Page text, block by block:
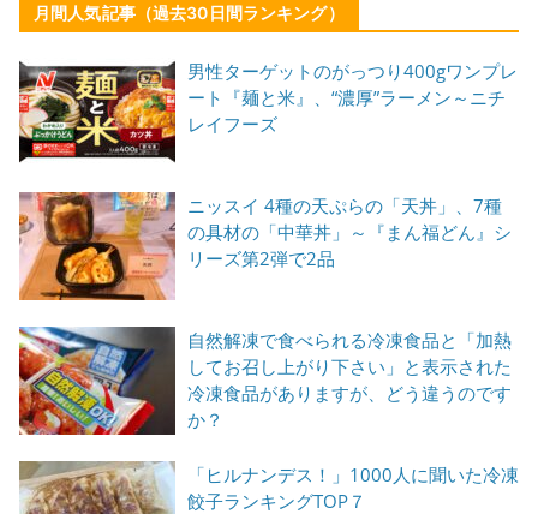
月間人気記事（過去30日間ランキング）
男性ターゲットのがっつり400gワンプレ
ート『麺と米』、“濃厚”ラーメン～ニチ
レイフーズ
ニッスイ 4種の天ぷらの「天丼」、7種
の具材の「中華丼」～『まん福どん』シ
リーズ第2弾で2品
自然解凍で食べられる冷凍食品と「加熱
してお召し上がり下さい」と表示された
冷凍食品がありますが、どう違うのです
か？
「ヒルナンデス！」1000人に聞いた冷凍
餃子ランキングTOP７